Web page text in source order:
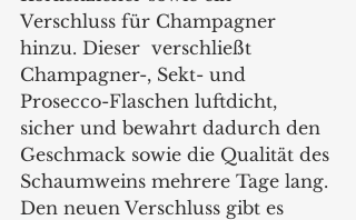
Verschluss für Champagner
hinzu. Dieser  verschließt
Champagner-, Sekt- und
Prosecco-Flaschen luftdicht,
sicher und bewahrt dadurch den
Geschmack sowie die Qualität des
Schaumweins mehrere Tage lang.
Den neuen Verschluss gibt es